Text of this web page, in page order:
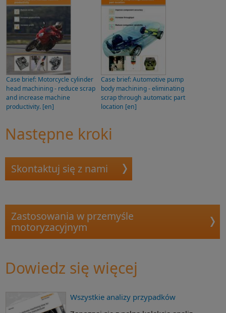
Case brief: Motorcycle cylinder
head machining - reduce scrap
and increase machine
productivity. [en]
Case brief: Automotive pump
body machining - eliminating
scrap through automatic part
location [en]
Następne kroki
Skontaktuj się z nami
Zastosowania w przemyśle
motoryzacyjnym
Dowiedz się więcej
Wszystkie analizy przypadków